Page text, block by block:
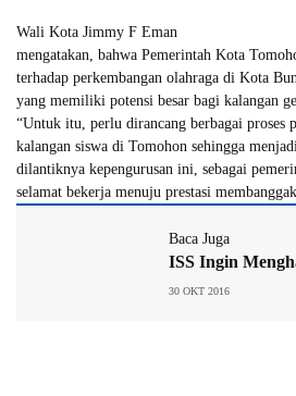
Wali Kota Jimmy F Eman
mengatakan, bahwa Pemerintah Kota
terhadap perkembangan olahraga di Kota
yang memiliki potensi besar bagi kalangan
“Untuk itu, perlu dirancang berbagai proses
kalangan siswa di Tomohon sehingga
dilantiknya kepengurusan ini, sebagai
selamat bekerja menuju prestasi
Baca Juga
ISS Ingin
30 OKT 2016